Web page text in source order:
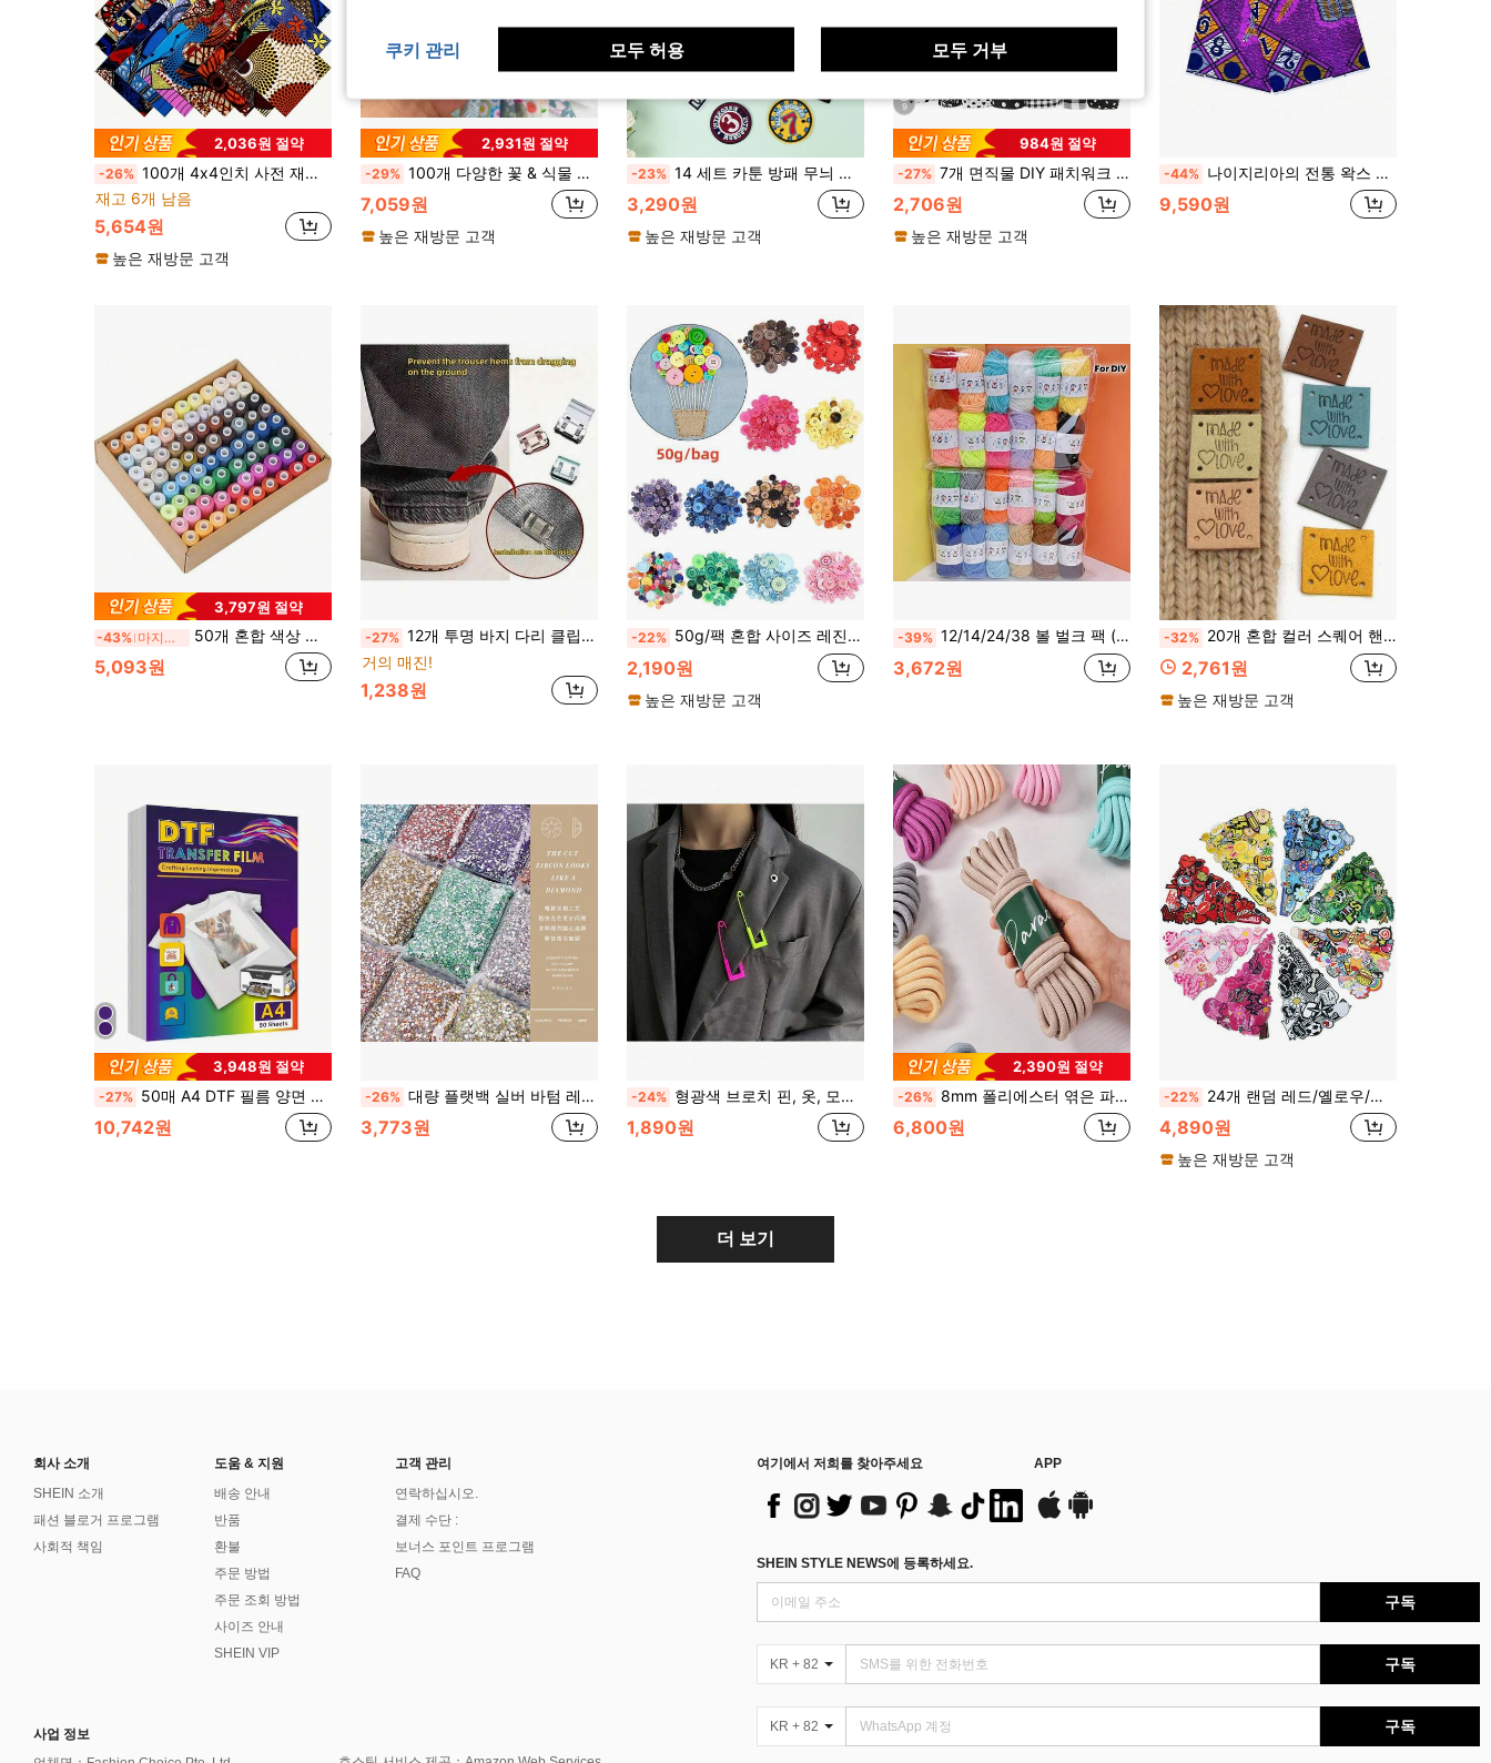
2,036원 절약
-26% 100개 4x4인치 사전 재단 반다나 펜던트, 4인치 사각형 패브릭 패치워크 멀티컬러 아프리카 패브릭 사각형 반복되지 않는 패치워크 프린트 공예 패브릭 DIY 바느질 패브릭 수공예 액세서리용
재고 6개 남음
5,654원
높은 재방문 고객
2,931원 절약
-29% 100개 다양한 꽃 & 식물 프린트 패치워크 세트, 100가지 랜덤 색상, 생생한 DIY 프린트 원단, 손세탁만 가능, 재봉, 패치워크, 수제 DIY 휴일 선물에 적합
7,059원
높은 재방문 고객
-23% 14 세트 카툰 방패 무늬 자수 패치, 옷, 가방, 모자 등에 대한 귀여운 수선 / 다리미용 부속품
3,290원
높은 재방문 고객
9
984원 절약
-27% 7개 면직물 DIY 패치워크 재료, 스크랩 패브릭 팩, DIY 패치워크, 퀼팅, 패치워크 쿠션 등에 적합합니다.
2,706원
높은 재방문 고객
-44% 나이지리아의 전통 왁스 프린트 패턴이 특징인 프리미엄 폴리에스터 아프리카 원단, 다채로운 앙카라 디자인으로 제공됩니다. 맞춤 드레스, 스커트, 티셔츠, 퀼트 및 실내 장식품 제작에 이상적입니다. 이 고품질 원단은 DIY 공예 프로젝트, 패션 디자이너 및 창의적인 의류 및 가정 프로젝트를 위한 독특한 아프리카 프린트를 찾는 공예가에게 적합합니다.
9,590원
3,797원 절약
-43% 마지막 3일 50개 혼합 색상 폴리에스터 재봉실 세트 - 손 또는 기계 재봉용 다색상 어쏘트먼트, 가정용 재봉 및 뜨개질 프로젝트에 완벽, 자수실, 휴일, 손재봉 애호가를 위한 이상적인 선물, 부드러운 스티칭
5,093원
-27% 12개 투명 바지 다리 클립, 보이지 않는 바지 다리 단축 클립, 바지가 땅에 끌리는 것을 방지, 이음매없는 보이지 않는 바지 다리 잠금 장치, 미끄럼 방지 바지 다리 클립, 매끄러운 표면, 숨겨진 잠금 장치, 고품질 잠금 장치, 바지 조절기, 의류 액세서리에 적합, 다양한 바지 길이 조절 방법, 재봉 액세서리, 안전핀, 단추
거의 매진!
1,238원
-22% 50g/팩 혼합 사이즈 레진 컬러풀 버튼, DIY 수제 버튼 아트, 버튼 꽃 재료 키트, 셔츠, 신발, 모자, 의류용 원형 손바느질 장식 버튼, 재봉 액세서리, DIY 공예, 재봉 및 뜨개질 용품
2,190원
높은 재방문 고객
-39% 12/14/24/38 볼 벌크 팩 (28가지 색상 선택 가능) 다색 니트 실 - 100% 폴리에스터 다용도 공예 실, 번호가 매겨진 볼 포장 (1-14) - 소규모 DIY 프로젝트, 공예, 니팅, 크로셰 인형 및 폼폼에 적합 - 초보자 친화적인 실
3,672원
-32% 20개 혼합 컬러 스퀘어 핸드메이드 가죽 라벨, 인조가죽 공예 의류 및 DIY 장식용
2,761원
높은 재방문 고객
3,948원 절약
-27% 50매 A4 DTF 필름 양면 무광 PET 열전사 용지, 모든 티셔츠 및 어두운 소재에 범용, 선명한 색상, 열/냉 간단한 박리
10,742원
-26% 대량 플랫백 실버 바텀 레진 크리스탈 비핫픽스 라인스톤 대용량 패키지, 글리터 크리스탈 및 스트라스
3,773원
-24% 형광색 브로치 핀, 옷, 모자, 가방 등을 위한 장식 핀
1,890원
2,390원 절약
-26% 8mm 폴리에스터 엮은 파라코드 - 5m/20ft 멀티 컬러 공예 로프, 애완동물 가죽끈, DIY 가방, 열쇠고리 및 야외 프로젝트에 적합 - 내구성, 부드러운 질감, 생생한 혼합 색상, 공예 용품, 열쇠고리 만들기, 장식 로프
6,800원
-22% 24개 랜덤 레드/옐로우/블루/그린/핑크/버건디/블랙&화이트/컬러풀 8가지 테마 모듬 자수 천 패치, 의류 장식 스티커, 다리미 부착 창의적인 다용도 DIY 액세서리
4,890원
높은 재방문 고객
더 보기
회사 소개
SHEIN 소개
패션 블로거 프로그램
사회적 책임
도움 & 지원
배송 안내
반품
환불
주문 방법
주문 조회 방법
사이즈 안내
SHEIN VIP
고객 관리
연락하십시오.
결제 수단 :
보너스 포인트 프로그램
FAQ
사업 정보
여기에서 저희를 찾아주세요 APP
SHEIN STYLE NEWS에 등록하세요.
구독
KR + 82 구독
KR + 82 구독
쿠키 관리 모두 허용 모두 거부